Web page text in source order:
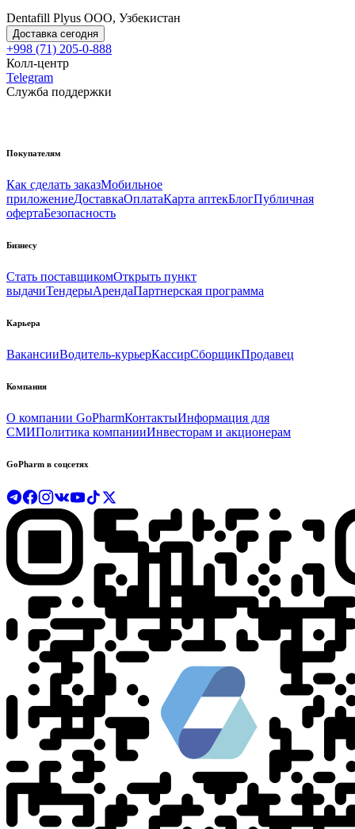
Dentafill Plyus OOO, Узбекистан
Доставка сегодня
+998 (71) 205-0-888
Колл-центр
Telegram
Служба поддержки
Покупателям
Как сделать заказМобильное
приложениеДоставкаОплатаКарта аптекБлогПубличная
офертаБезопасность
Бизнесу
Стать поставщикомОткрыть пункт
выдачиТендерыАрендаПартнерская программа
Карьера
ВакансииВодитель-курьерКассирСборщикПродавец
Компания
О компании GoPharmКонтактыИнформация для
СМИПолитика компанииИнвесторам и акционерам
GoPharm в соцсетях